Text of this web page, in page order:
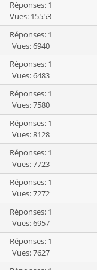
Réponses: 1
Vues: 15553
Réponses: 1
Vues: 6940
Réponses: 1
Vues: 6483
Réponses: 1
Vues: 7580
Réponses: 1
Vues: 8128
Réponses: 1
Vues: 7723
Réponses: 1
Vues: 7272
Réponses: 1
Vues: 6957
Réponses: 1
Vues: 7627